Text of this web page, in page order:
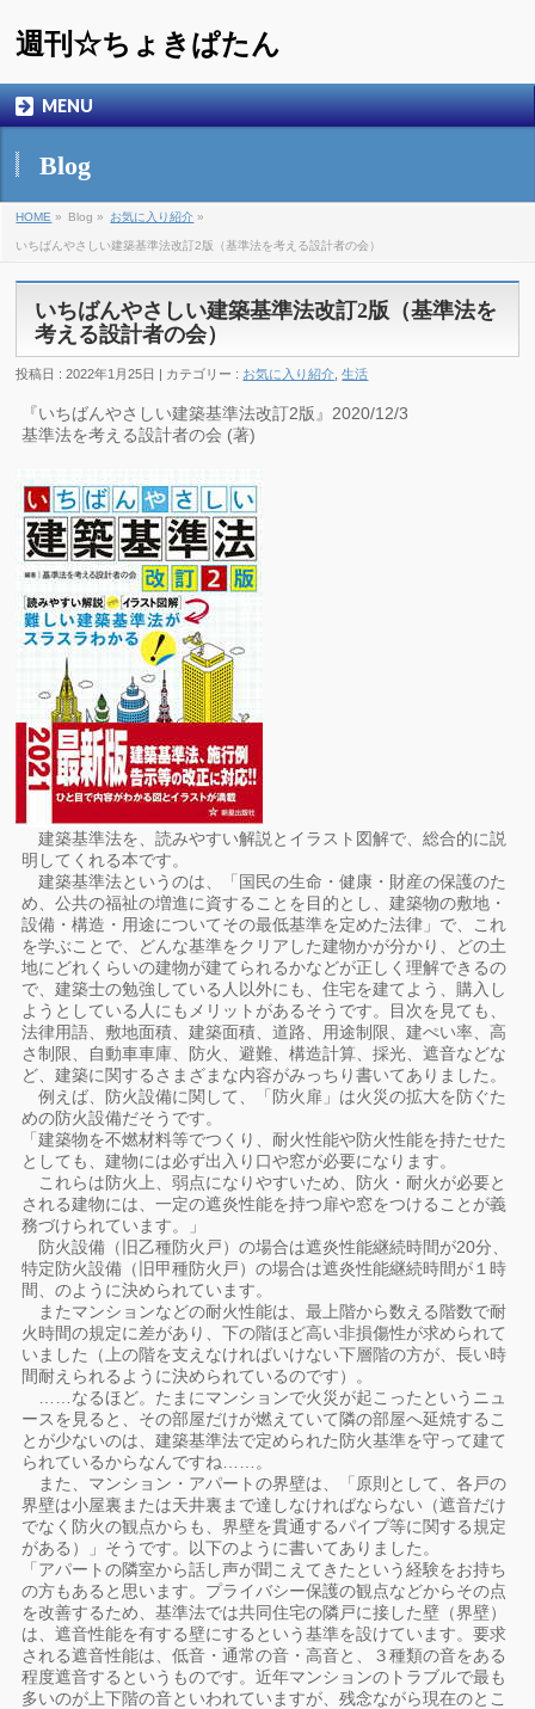
週刊☆ちょきぱたん
MENU
Blog
HOME » Blog » お気に入り紹介 »
いちばんやさしい建築基準法改訂2版（基準法を考える設計者の会）
いちばんやさしい建築基準法改訂2版（基準法を
考える設計者の会）
投稿日 : 2022年1月25日 | カテゴリー : お気に入り紹介 ,生活
『いちばんやさしい建築基準法改訂2版』2020/12/3
基準法を考える設計者の会 (著)
建築基準法を、読みやすい解説とイラスト図解で、総合的に説
明してくれる本です。
建築基準法というのは、「国民の生命・健康・財産の保護のた
め、公共の福祉の増進に資することを目的とし、建築物の敷地・
設備・構造・用途についてその最低基準を定めた法律」で、これ
を学ぶことで、どんな基準をクリアした建物かが分かり、どの土
地にどれくらいの建物が建てられるかなどが正しく理解できるの
で、建築士の勉強している人以外にも、住宅を建てよう、購入し
ようとしている人にもメリットがあるそうです。目次を見ても、
法律用語、敷地面積、建築面積、道路、用途制限、建ぺい率、高
さ制限、自動車車庫、防火、避難、構造計算、採光、遮音などな
ど、建築に関するさまざまな内容がみっちり書いてありました。
例えば、防火設備に関して、「防火扉」は火災の拡大を防ぐた
めの防火設備だそうです。
「建築物を不燃材料等でつくり、耐火性能や防火性能を持たせた
としても、建物には必ず出入り口や窓が必要になります。
これらは防火上、弱点になりやすいため、防火・耐火が必要と
される建物には、一定の遮炎性能を持つ扉や窓をつけることが義
務づけられています。」
防火設備（旧乙種防火戸）の場合は遮炎性能継続時間が20分、
特定防火設備（旧甲種防火戸）の場合は遮炎性能継続時間が１時
間、のように決められています。
またマンションなどの耐火性能は、最上階から数える階数で耐
火時間の規定に差があり、下の階ほど高い非損傷性が求められて
いました（上の階を支えなければいけない下層階の方が、長い時
間耐えられるように決められているのです）。
……なるほど。たまにマンションで火災が起こったというニュ
ースを見ると、その部屋だけが燃えていて隣の部屋へ延焼するこ
とが少ないのは、建築基準法で定められた防火基準を守って建て
られているからなんですね……。
また、マンション・アパートの界壁は、「原則として、各戸の
界壁は小屋裏または天井裏まで達しなければならない（遮音だけ
でなく防火の観点からも、界壁を貫通するパイプ等に関する規定
がある）」そうです。以下のように書いてありました。
「アパートの隣室から話し声が聞こえてきたという経験をお持ち
の方もあると思います。プライバシー保護の観点などからその点
を改善するため、基準法では共同住宅の隣戸に接した壁（界壁）
は、遮音性能を有する壁にするという基準を設けています。要求
される遮音性能は、低音・通常の音・高音と、３種類の音をある
程度遮音するというものです。近年マンションのトラブルで最も
多いのが上下階の音といわれていますが、残念ながら現在のとこ